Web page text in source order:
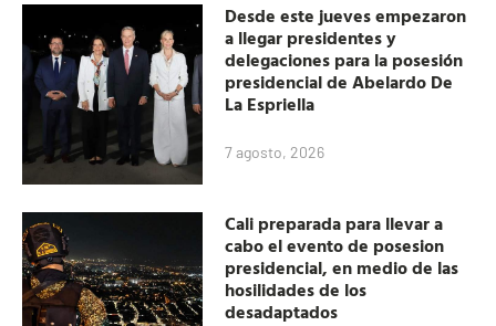
Desde este jueves empezaron
a llegar presidentes y
delegaciones para la posesión
presidencial de Abelardo De
La Espriella
7 agosto, 2026
Cali preparada para llevar a
cabo el evento de posesion
presidencial, en medio de las
hosilidades de los
desadaptados